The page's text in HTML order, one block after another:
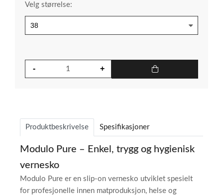
Velg størrelse:
Produktbeskrivelse Spesifikasjoner
Modulo Pure – Enkel, trygg og hygienisk
vernesko
Modulo Pure er en slip-on vernesko utviklet spesielt
for profesjonelle innen matproduksjon, helse og